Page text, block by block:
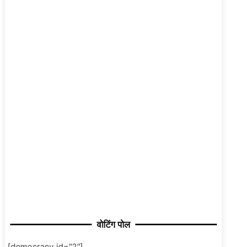
वोटिंग पोल